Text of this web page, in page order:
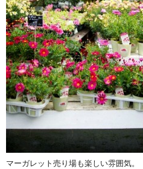
マーガレット売り場も楽しい雰囲気。